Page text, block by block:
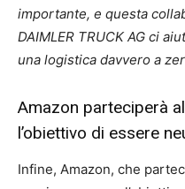
importante, e questa
DAIMLER TRUCK AG ci
una logistica davvero a
Amazon parteciperà
l’obiettivo di essere
Infine, Amazon, che